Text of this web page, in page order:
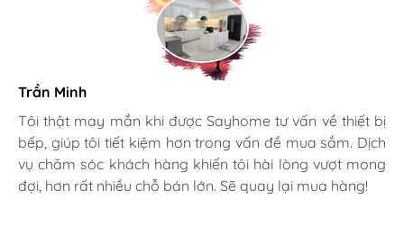
Gia đình bác sĩ X.A
Mình rất mê cách nhân viên tư vấn, chăm sóc khách tận
tình, chu đáo tại Sayhome. Mình đã mua 2 máy rửa bát
cho mình và bố mẹ chồng,chất lượng ổn định. Ở đây có
Trần Minh
Tôi thật may mắn khi được Sayhome tư vấn về thiết bị
bếp, giúp tôi tiết kiệm hơn trong vấn đề mua sắm. Dịch
vụ chăm sóc khách hàng khiến tôi hài lòng vượt mong
đợi, hơn rất nhiều chỗ bán lớn. Sẽ quay lại mua hàng!